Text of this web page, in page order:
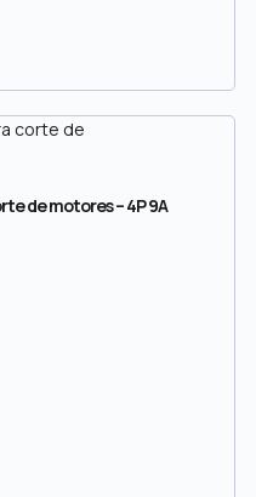
de motores – 4P 9A